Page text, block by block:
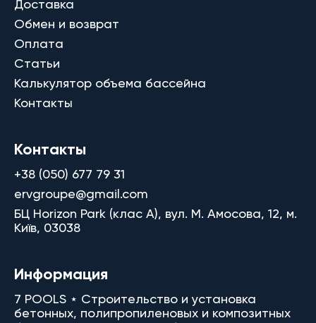
Доставка
Обмен и возврат
Оплата
Статьи
Калькулятор объема бассейна
Контакты
Контакты
+38 (050) 677 79 31
ervgroupe@gmail.com
БЦ Horizon Park (клас A), вул. М. Амосова, 12, м.
Київ, 03038
Информация
7 POOLS ⋆ Строительство и установка
бетонных, полипропиленовых и композитных